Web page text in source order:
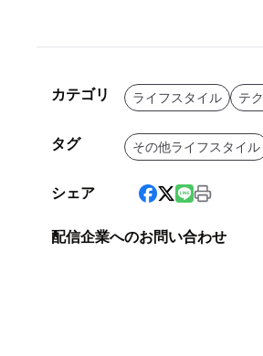
カテゴリ ライフスタイル テ
タグ その他ライフスタイル
シェア
配信企業へのお問い合わせ